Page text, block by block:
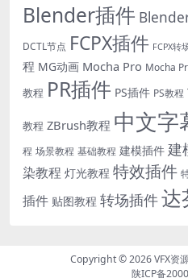
Blender插件
DCTL节点 FCPX插件 FCPX转
程 MG动画 Mocha Pro Mocha
教程 PR插件 PS插件 PS教程
教程 ZBrush教程 中文字
程 场景教程 基础教程 建模插件 建
染教程 灯光教程 特效插件
插件 贴图教程 转场插件达
Copyright © 2026VFX资
陕ICP备